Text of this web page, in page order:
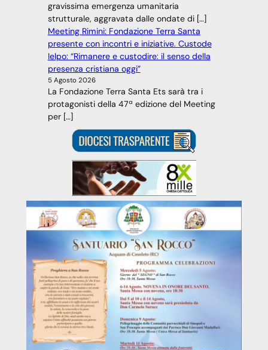
gravissima emergenza umanitaria
strutturale, aggravata dalle ondate di […]
Meeting Rimini: Fondazione Terra Santa
presente con incontri e iniziative. Custode
Ielpo: “Rimanere e custodire: il senso della
presenza cristiana oggi”
5 Agosto 2026
La Fondazione Terra Santa Ets sarà tra i
protagonisti della 47ª edizione del Meeting
per […]